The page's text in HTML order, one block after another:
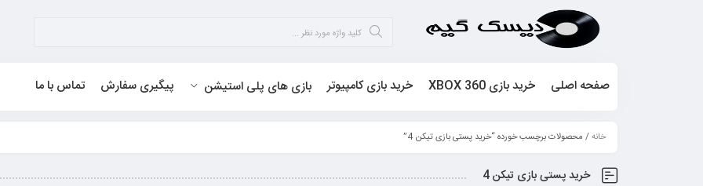
صفحه اصلی خرید بازی XBOX 360 خرید بازی کامپیوتر بازی های پلی استیشن پیگیری سفارش تماس با ما
خانه/ محصولات برچسب خورده “خرید پستی بازی تیکن 4”
خرید پستی بازی تیکن 4